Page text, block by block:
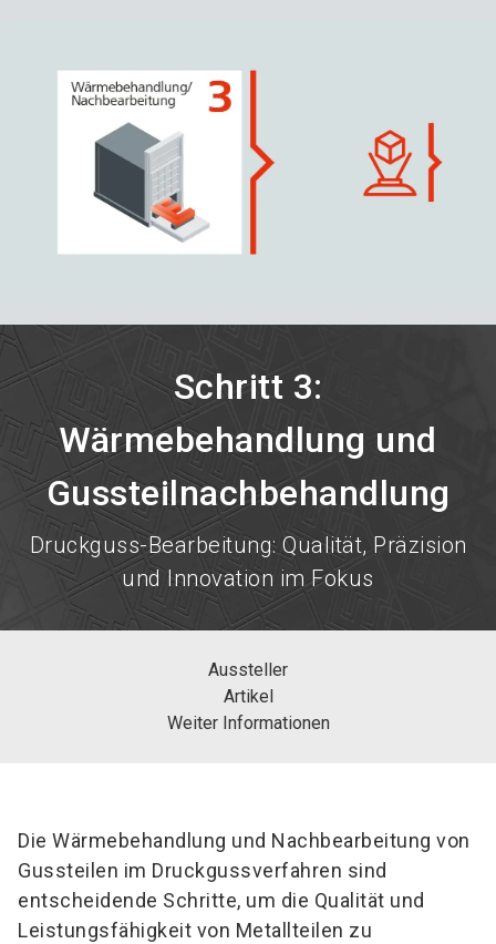
Schritt 3:
Wärmebehandlung und
Gussteilnachbehandlung
Druckguss-Bearbeitung: Qualität, Präzision
und Innovation im Fokus
Aussteller
Artikel
Weiter Informationen
Die Wärmebehandlung und Nachbearbeitung von
Gussteilen im Druckgussverfahren sind
entscheidende Schritte, um die Qualität und
Leistungsfähigkeit von Metallteilen zu